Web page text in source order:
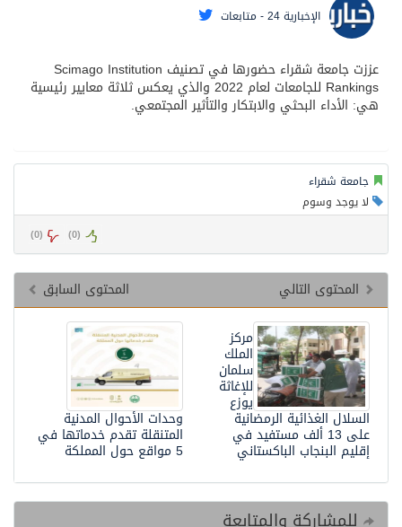
الإخبارية 24 - متابعات
عززت جامعة شقراء‬⁩ حضورها في تصنيف Scimago Institution
Rankings للجامعات لعام 2022 والذي يعكس ثلاثة معايير رئيسية
هي: الأداء البحثي والابتكار والتأثير المجتمعي.
جامعة شقراء
لا يوجد وسوم
(
0
) (
0
)
المحتوى السابق المحتوى التالي
وحدات الأحوال المدنية
المتنقلة تقدم خدماتها في
5 مواقع حول المملكة
مركز
الملك
سلمان
للإغاثة
يوزع
السلال الغذائية الرمضانية
على 13 ألف مستفيد في
إقليم البنجاب الباكستاني
للمشاركة والمتابعة